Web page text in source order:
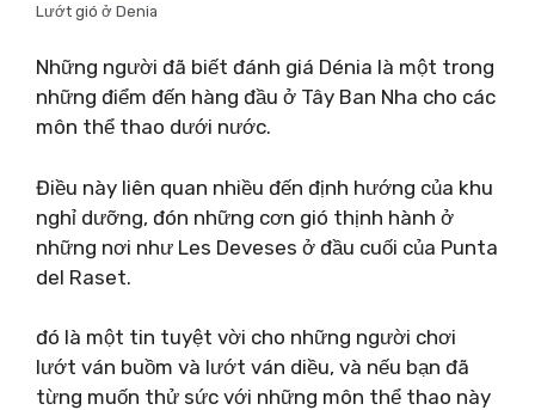
Lướt gió ở Denia
Những người đã biết đánh giá Dénia là một trong
những điểm đến hàng đầu ở Tây Ban Nha cho các
môn thể thao dưới nước.
Điều này liên quan nhiều đến định hướng của khu
nghỉ dưỡng, đón những cơn gió thịnh hành ở
những nơi như Les Deveses ở đầu cuối của Punta
del Raset.
đó là một tin tuyệt vời cho những người chơi
lướt ván buồm và lướt ván diều, và nếu bạn đã
từng muốn thử sức với những môn thể thao này